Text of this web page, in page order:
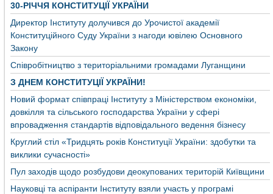
30-РІЧЧЯ КОНСТИТУЦІЇ УКРАЇНИ
Директор Інституту долучився до Урочистої академії
Конституційного Суду України з нагоди ювілею Основного
Закону
Співробітництво з територіальними громадами Луганщини
З ДНЕМ КОНСТИТУЦІЇ УКРАЇНИ!
Новий формат співпраці Інституту з Міністерством економіки,
довкілля та сільського господарства України у сфері
впровадження стандартів відповідального ведення бізнесу
Круглий стіл «Тридцять років Конституції України: здобутки та
виклики сучасності»
Пул заходів щодо розбудови деокупованих територій Київщини
Науковці та аспіранти Інституту взяли участь у програмі